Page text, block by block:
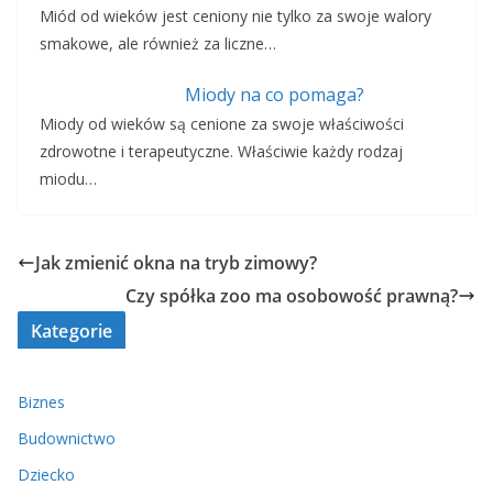
Miód od wieków jest ceniony nie tylko za swoje walory
smakowe, ale również za liczne…
Miody na co pomaga?
Miody od wieków są cenione za swoje właściwości
zdrowotne i terapeutyczne. Właściwie każdy rodzaj
miodu…
Jak zmienić okna na tryb zimowy?
Czy spółka zoo ma osobowość prawną?
Kategorie
Biznes
Budownictwo
Dziecko